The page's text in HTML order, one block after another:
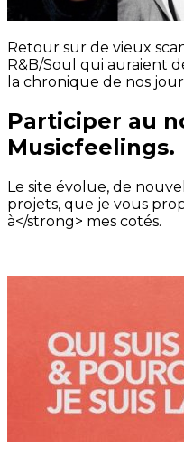
Retour sur de vieux
R&B/Soul qui auraient
la chronique de nos
Participer au
Musicfeelings.
Le site évolue, de
projets, que je vous
à</strong> mes cotés.